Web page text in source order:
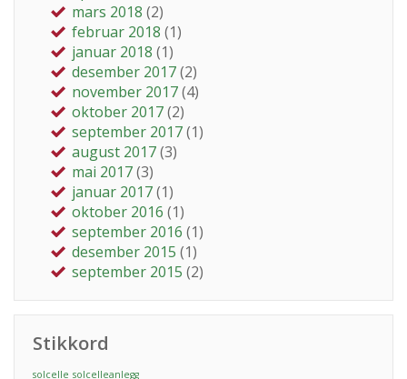
mars 2018 (2)
februar 2018 (1)
januar 2018 (1)
desember 2017(2)
november 2017(4)
oktober 2017(2)
september 2017(1)
august 2017(3)
mai 2017(3)
januar 2017(1)
oktober 2016 (1)
september 2016 (1)
desember 2015 (1)
september 2015 (2)
Stikkord
solcelle solcelleanlegg